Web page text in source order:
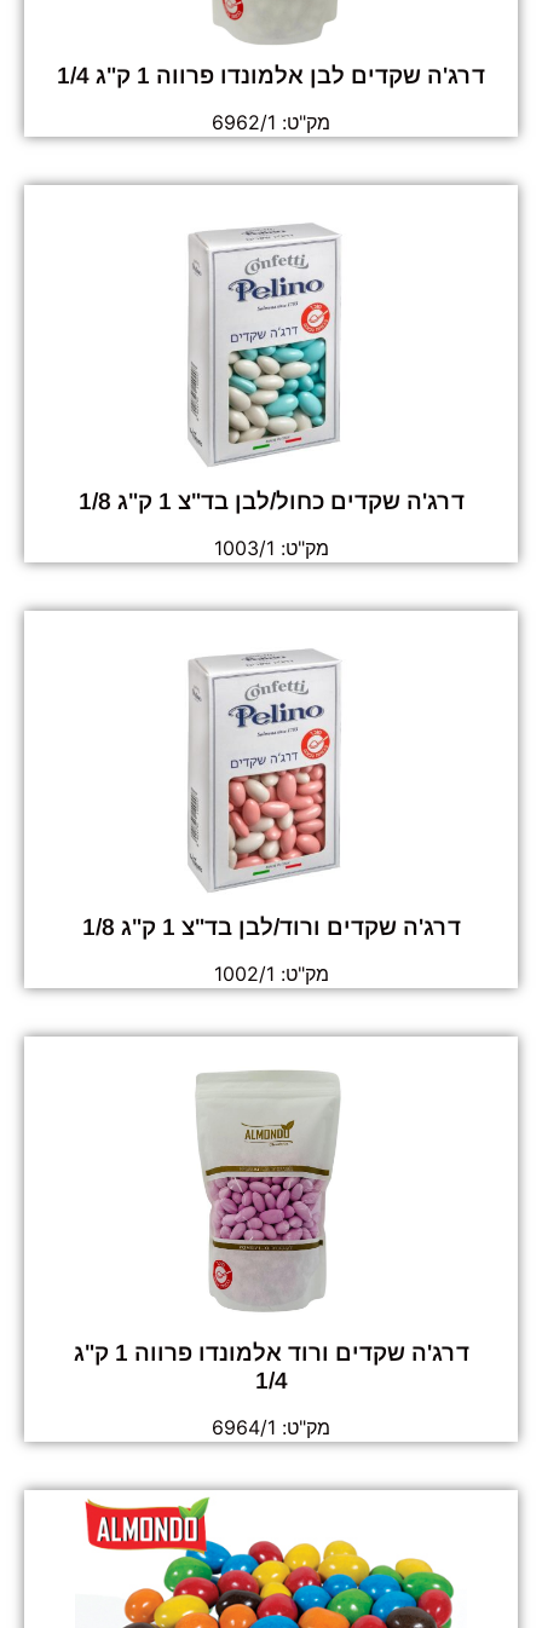
דרג'ה שקדים לבן אלמונדו פרווה 1 ק"ג 1/4
מק"ט: 6962/1
דרג'ה שקדים כחול/לבן בד"צ 1 ק"ג 1/8
מק"ט: 1003/1
דרג'ה שקדים ורוד/לבן בד"צ 1 ק"ג 1/8
מק"ט: 1002/1
דרג'ה שקדים ורוד אלמונדו פרווה 1 ק"ג
1/4
מק"ט: 6964/1